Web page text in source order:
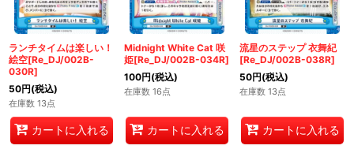
ランチタイムは楽しい！
絵空[Re_DJ/002B-
030R]
50円(税込)
在庫数 13点
カートに入れる
Midnight White Cat 咲
姫[Re_DJ/002B-034R]
100円(税込)
在庫数 16点
カートに入れる
流星のステップ 衣舞紀
[Re_DJ/002B-038R]
50円(税込)
在庫数 13点
カートに入れる